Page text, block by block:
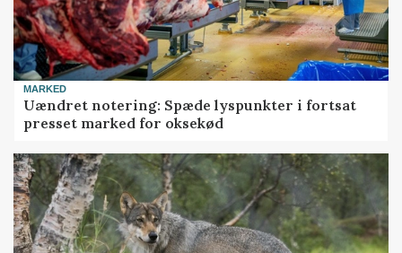
MARKED
Uændret notering: Spæde lyspunkter i fortsat
presset marked for oksekød